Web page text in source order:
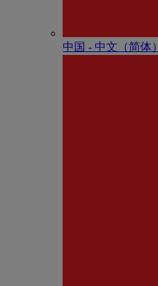
中国 - 中⽂（简体）